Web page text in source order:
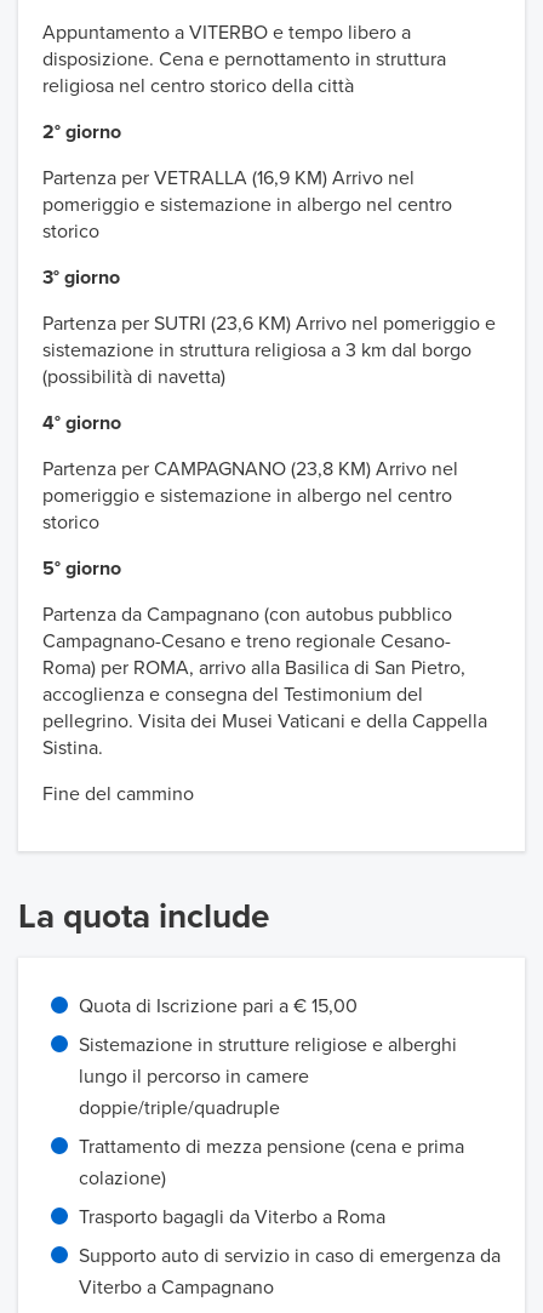
Appuntamento a VITERBO e tempo libero a
disposizione. Cena e pernottamento in struttura
religiosa nel centro storico della città
2° giorno
Partenza per VETRALLA (16,9 KM) Arrivo nel
pomeriggio e sistemazione in albergo nel centro
storico
3° giorno
Partenza per SUTRI (23,6 KM) Arrivo nel pomeriggio e
sistemazione in struttura religiosa a 3 km dal borgo
(possibilità di navetta)
4° giorno
Partenza per CAMPAGNANO (23,8 KM) Arrivo nel
pomeriggio e sistemazione in albergo nel centro
storico
5° giorno
Partenza da Campagnano (con autobus pubblico
Campagnano-Cesano e treno regionale Cesano-
Roma) per ROMA, arrivo alla Basilica di San Pietro,
accoglienza e consegna del Testimonium del
pellegrino. Visita dei Musei Vaticani e della Cappella
Sistina.
Fine del cammino
La quota include
Quota di Iscrizione pari a € 15,00
Sistemazione in strutture religiose e alberghi
lungo il percorso in camere
doppie/triple/quadruple
Trattamento di mezza pensione (cena e prima
colazione)
Trasporto bagagli da Viterbo a Roma
Supporto auto di servizio in caso di emergenza da
Viterbo a Campagnano